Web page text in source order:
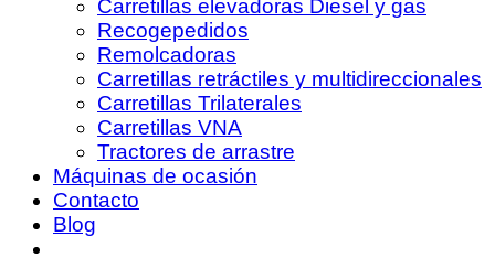
Carretillas elevadoras Diesel y gas
Recogepedidos
Remolcadoras
Carretillas retráctiles y multidireccionales
Carretillas Trilaterales
Carretillas VNA
Tractores de arrastre
Máquinas de ocasión
Contacto
Blog